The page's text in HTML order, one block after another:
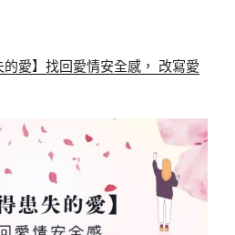
的愛】找回愛情安全感， 改寫愛